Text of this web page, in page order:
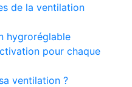
de la ventilation
hygroréglable
pour chaque
ventilation ?